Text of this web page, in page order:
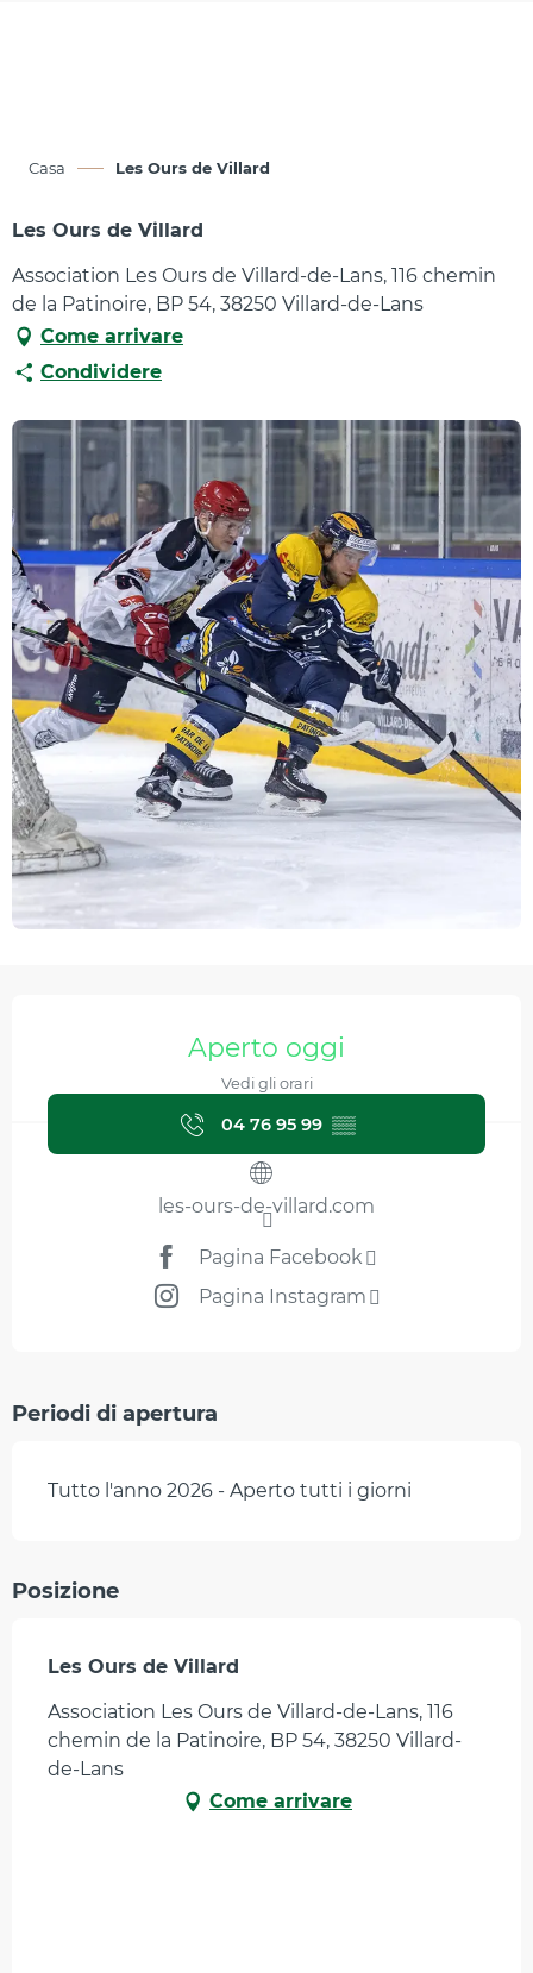
Casa Les Ours de Villard
Les Ours de Villard
Association Les Ours de Villard-de-Lans, 116 chemin
de la Patinoire, BP 54, 38250 Villard-de-Lans
Come arrivare
Condividere
Orari e contattiAperto oggi
Vedi gli orari
04 76 95 99 ▒▒
les-ours-de-villard.com
Pagina Facebook
Pagina Instagram
Periodi di apertura
Tutto l'anno 2026 - Aperto tutti i giorni
Posizione
Les Ours de Villard
Association Les Ours de Villard-de-Lans, 116
chemin de la Patinoire, BP 54, 38250 Villard-
de-Lans
Come arrivare